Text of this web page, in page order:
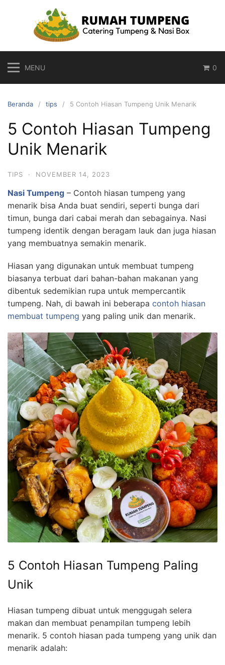
MENU 0
Beranda tips 5 Contoh Hiasan Tumpeng Unik Menarik
5 Contoh Hiasan Tumpeng
Unik Menarik
TIPS · NOVEMBER 14, 2023
Nasi Tumpeng – Contoh hiasan tumpeng yang
menarik bisa Anda buat sendiri, seperti bunga dari
timun, bunga dari cabai merah dan sebagainya. Nasi
tumpeng identik dengan beragam lauk dan juga hiasan
yang membuatnya semakin menarik.
Hiasan yang digunakan untuk membuat tumpeng
biasanya terbuat dari bahan-bahan makanan yang
dibentuk sedemikian rupa untuk mempercantik
tumpeng. Nah, di bawah ini beberapa contoh hiasan
membuat tumpeng yang paling unik dan menarik.
5 Contoh Hiasan Tumpeng Paling
Unik
Hiasan tumpeng dibuat untuk menggugah selera
makan dan membuat penampilan tumpeng lebih
menarik. 5 contoh hiasan pada tumpeng yang unik dan
menarik adalah: